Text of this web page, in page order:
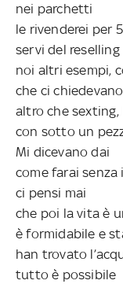
nei parchetti
le rivenderei per
servi del reselling
noi altri esempi,
che ci
altro che
con sotto un
Mi dicevano dai
come farai senza
ci pensi mai
che poi la vita è
è formidabile e
han trovato
tutto è possibile